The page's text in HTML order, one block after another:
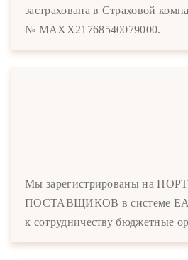
застрахована в Страховой
№ MAXX21768540079000.
Мы зарегистрированы на
ПОСТАВЩИКОВ в системе
к сотрудничеству бюджетные